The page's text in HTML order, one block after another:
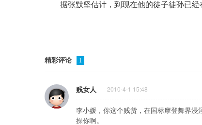
据张默坚估计，到现在他的徒子徒孙已经
精彩评论 1
贱女人 2010-4-1 15:48
李小媛，你这个贱货，在国标摩登舞界
操你啊。